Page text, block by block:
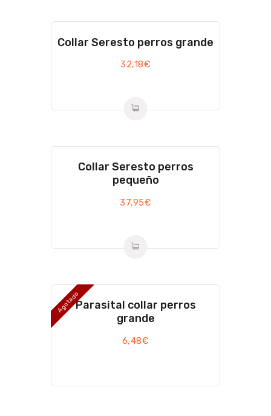
Collar Seresto perros grande
32,18€
Collar Seresto perros
pequeño
37,95€
AgotadoParasital collar perros
grande
6,48€